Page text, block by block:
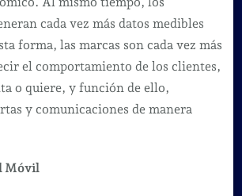
cada vez más datos medibles
forma, las marcas son cada vez más
el comportamiento de los clientes,
o quiere, y función de ello,
y comunicaciones de manera
Móvil